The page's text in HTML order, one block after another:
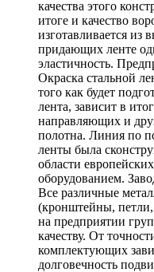
качества этого
итоге и качество
изготавливается из
придающих ленте
эластичность.
Окраска стальной
того как будет
лента, зависит в
направляющих и
полотна. Линия по
ленты была
области
оборудованием.
Все различные
(кронштейны,
на предприятии
качеству. От
комплектующих
долговечность